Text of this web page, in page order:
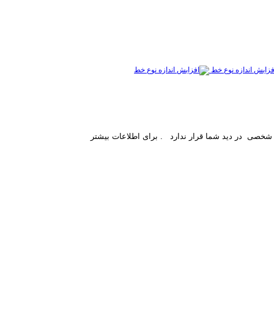
اندازه نوع خط
شخصی در دید شما قرار ندارد . برای اطلاعات بیشتر